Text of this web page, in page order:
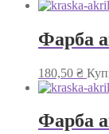
Фарба
180,50 ₴
Фарба